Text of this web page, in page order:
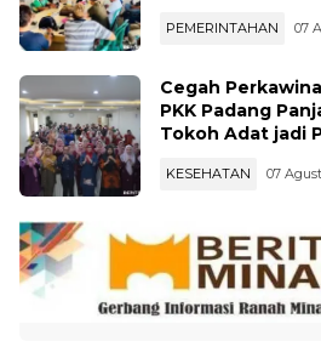
PEMERINTAHAN 07
Cegah
PKK Padang
Tokoh Adat jadi
KESEHATAN 07